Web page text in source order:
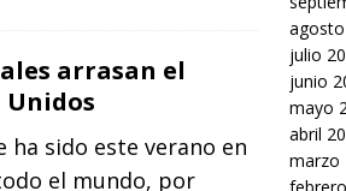
arrasan el
Unidos
ha sido este verano en
el mundo, por
julio
junio
mayo
abril
marzo